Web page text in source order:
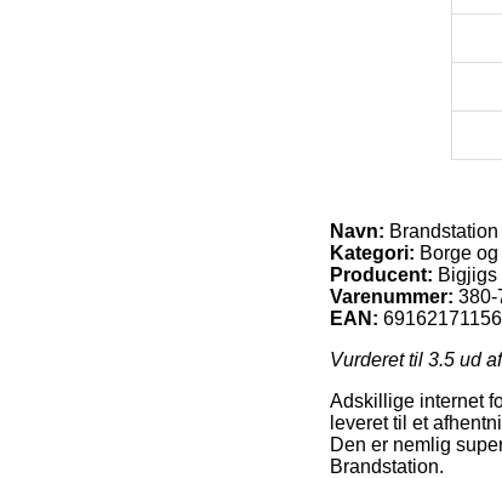
Navn: Brandstation
Kategori: Borge
Producent: Bigjigs
Varenummer: 380-
EAN:
Vurderet til 3.5 ud
Adskillige internet
leveret til et
Den er nemlig
Brandstation.